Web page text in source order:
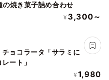
セット 4種の焼き菓子詰め合わせ
¥ 3,300～
ョコラータ「サラミに
ート」
¥ 1,980